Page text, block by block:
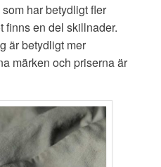
har betydligt fler
finns en del skillnader.
är betydligt mer
märken och priserna är